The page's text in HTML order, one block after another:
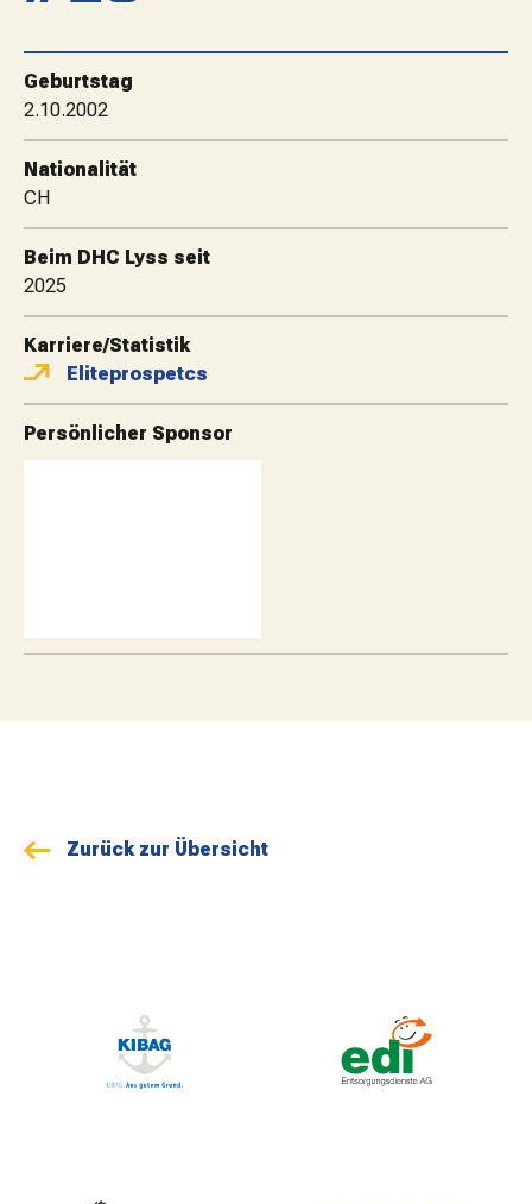
AKTUELLES
KONTAKT
Geburtstag
2.10.2002
Nationalität
CH
Beim DHC Lyss seit
2025
Karriere/Statistik
Eliteprospetcs
Persönlicher Sponsor
Zurück zur Übersicht